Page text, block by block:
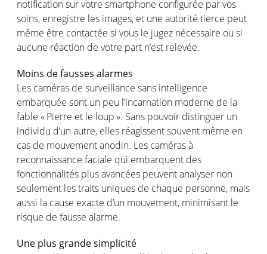
notification survotre smartphone configurée parvos
soins, enregistre les images, et une autorité tierce peut
même être contactée si vous le jugez nécessaire ou si
aucune réaction de votre part n’est relevée.
Moins defausses alarmes
Les caméras de surveillance sans intelligence
embarquée sont un peu l’incarnation moderne de la
fable « Pierre et le loup». Sans pouvoir distinguer un
individu d’unautre, elles réagissentsouvent même en
cas de mouvementanodin. Les camérasà
reconnaissance faciale qui embarquent des
fonctionnalités plusavancées peuventanalyser non
seulement les traits uniques de chaque personne, mais
aussi la cause exacte d’un mouvement, minimisant le
risque de fausse alarme.
Une plus grandesimplicité